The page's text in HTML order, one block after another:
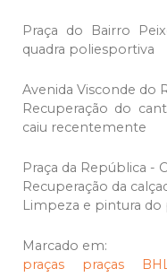
Praça do Bairro
quadra poliesportiva
Avenida Visconde do
Recuperação do
caiu recentemente
Praça da República -
Recuperação da
Limpeza e pintura do
Marcado em:
praças
praças